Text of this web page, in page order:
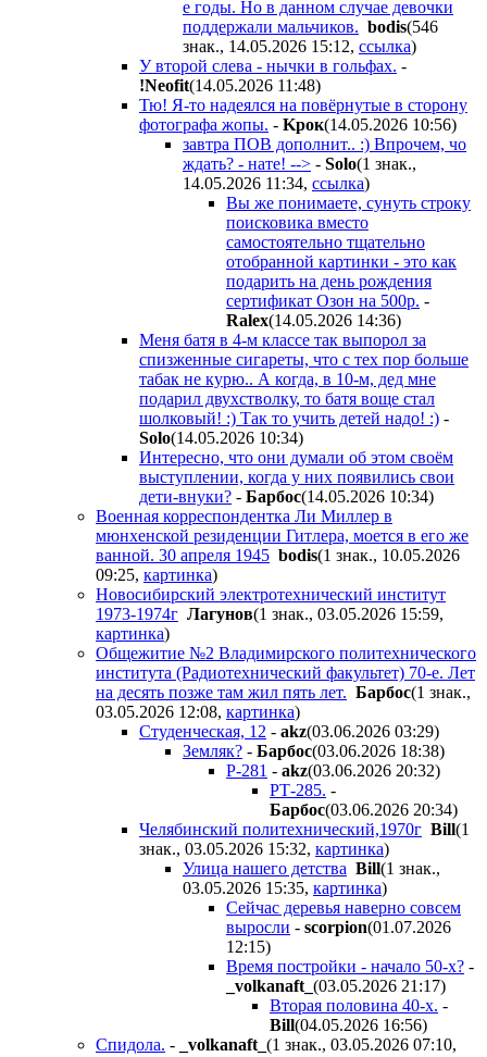
е годы. Но в данном случае девочки
поддержали мальчиков. bodis(546
знак., 14.05.2026 15:12, ссылка)
У второй слева - нычки в гольфах. -
!Neofit(14.05.2026 11:48)
Тю! Я-то надеялся на повёрнутые в сторону
фотографа жопы. - Kpoк(14.05.2026 10:56)
завтра ПОВ дополнит.. :) Впрочем, чо
ждать? - нате! --> - Solo(1 знак.,
14.05.2026 11:34, ссылка)
Вы же понимаете, сунуть строку
поисковика вместо
самостоятельно тщательно
отобранной картинки - это как
подарить на день рождения
сертификат Озон на 500р. -
Ralex(14.05.2026 14:36)
Меня батя в 4-м классе так выпорол за
спизженные сигареты, что с тех пор больше
табак не курю.. А когда, в 10-м, дед мне
подарил двухстволку, то батя воще стал
шолковый! :) Так то учить детей надо! :) -
Solo(14.05.2026 10:34)
Интересно, что они думали об этом своём
выступлении, когда у них появились свои
дети-внуки? - Бapбoc(14.05.2026 10:34)
Военная корреспондентка Ли Миллер в
мюнхенской резиденции Гитлера, моется в его же
ванной. 30 апреля 1945 bodis(1 знак., 10.05.2026
09:25, картинка)
Новосибирский электротехнический институт
1973-1974г Лaгyнoв(1 знак., 03.05.2026 15:59,
картинка)
Общежитие №2 Владимирского политехнического
института (Радиотехнический факультет) 70-е. Лет
на десять позже там жил пять лет. Бapбoc(1 знак.,
03.05.2026 12:08, картинка)
Студенческая, 12 - akz(03.06.2026 03:29)
Земляк? - Бapбoc(03.06.2026 18:38)
Р-281 - akz(03.06.2026 20:32)
РТ-285. -
Бapбoc(03.06.2026 20:34)
Челябинский политехнический,1970г Bill(1
знак., 03.05.2026 15:32, картинка)
Улица нашего детства Bill(1 знак.,
03.05.2026 15:35, картинка)
Сейчас деревья наверно совсем
выросли - scorpion(01.07.2026
12:15)
Время постройки - начало 50-х? -
_volkanaft_ (03.05.2026 21:17)
Вторая половина 40-х. -
Bill(04.05.2026 16:56)
Спидола. - _volkanaft_ (1 знак., 03.05.2026 07:10,